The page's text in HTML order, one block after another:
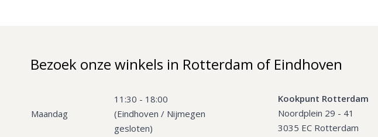
Bezoek onze winkels in Rotterdam of Eindhoven
Maandag
11:30 - 18:00
(Eindhoven / Nijmegen
gesloten)
Kookpunt Rotterdam
Noordplein 29 - 41
3035 EC Rotterdam